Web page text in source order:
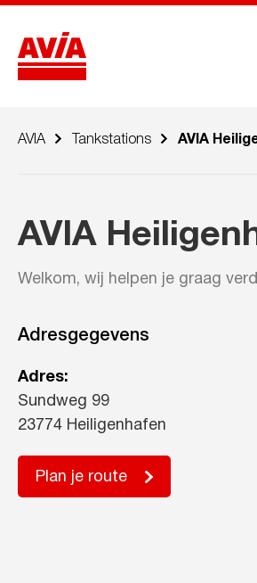
AVIA Tankstations AVIA
AVIA
Welkom, wij helpen je graag
Adresgegevens
Adres:
Sundweg 99
23774 Heiligenhafen
Plan je route